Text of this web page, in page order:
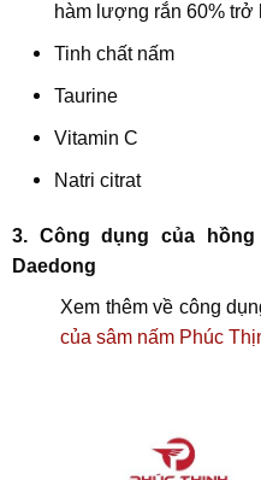
hàm lượng rắn 60% trở
Tinh chất nấm
Taurine
Vitamin C
Natri citrat
3. Công dụng của
Daedong
Xem thêm về công
của sâm nấm Phúc